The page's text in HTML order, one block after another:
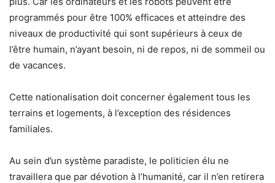
programmés pour être 100% efficaces et atteindre des
niveaux de productivité qui sont supérieurs à ceux de
l’être humain, n’ayant besoin, ni de repos, ni de sommeil ou
de vacances.
Cette nationalisation doit concerner également tous les
terrains et logements, à l’exception des résidences
familiales.
Au sein d’un système paradiste, le politicien élu ne
travaillera que par dévotion à l’humanité, car il n’en retirera